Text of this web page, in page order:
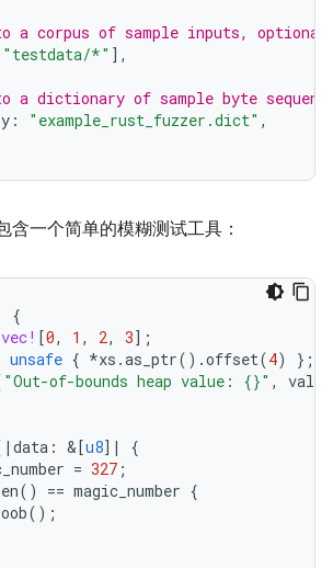
a corpus of sample inputs,
"testdata/*" ],
a dictionary of sample byte
: "example_rust_fuzzer.dict" ,
含一个简单的模糊测试工具：
{
vec! [0, 1 , 2, 3];
unsafe { *xs .as_ptr().offset(4)
};
"Out-of-bounds heap value: {}" , val
| data : &[u8] |
{
= 327 ;
() == magic_number {
();